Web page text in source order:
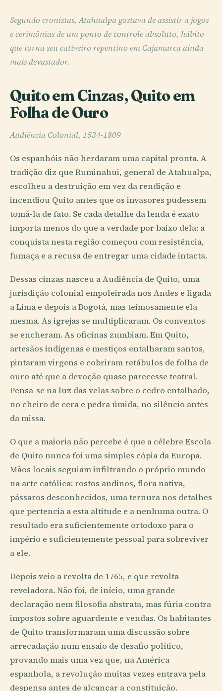
Segundo cronistas, Atahualpa gostava de assistir a jogos
e cerimônias de um ponto de controle absoluto, hábito
que torna seu cativeiro repentino em Cajamarca ainda
mais devastador.
Quito em Cinzas, Quito em
Folha de Ouro
Audiência Colonial, 1534-1809
Os espanhóis não herdaram uma capital pronta. A
tradição diz que Ruminahui, general de Atahualpa,
escolheu a destruição em vez da rendição e
incendiou Quito antes que os invasores pudessem
tomá-la de fato. Se cada detalhe da lenda é exato
importa menos do que a verdade por baixo dela: a
conquista nesta região começou com resistência,
fumaça e a recusa de entregar uma cidade intacta.
Dessas cinzas nasceu a Audiência de Quito, uma
jurisdição colonial empoleirada nos Andes e ligada
a Lima e depois a Bogotá, mas teimosamente ela
mesma. As igrejas se multiplicaram. Os conventos
se encheram. As oficinas zumbiam. Em Quito,
artesãos indígenas e mestiços entalharam santos,
pintaram virgens e cobriram retábulos de folha de
ouro até que a devoção quase parecesse teatral.
Pensa-se na luz das velas sobre o cedro entalhado,
no cheiro de cera e pedra úmida, no silêncio antes
da missa.
O que a maioria não percebe é que a célebre Escola
de Quito nunca foi uma simples cópia da Europa.
Mãos locais seguiam infiltrando o próprio mundo
na arte católica: rostos andinos, flora nativa,
pássaros desconhecidos, uma ternura nos detalhes
que pertencia a esta altitude e a nenhuma outra. O
resultado era suficientemente ortodoxo para o
império e suficientemente pessoal para sobreviver
a ele.
Depois veio a revolta de 1765, e que revolta
reveladora. Não foi, de início, uma grande
declaração nem filosofia abstrata, mas fúria contra
impostos sobre aguardente e vendas. Os habitantes
de Quito transformaram uma discussão sobre
arrecadação num ensaio de desafio político,
provando mais uma vez que, na América
espanhola, a revolução muitas vezes entrava pela
despensa antes de alcançar a constituição.